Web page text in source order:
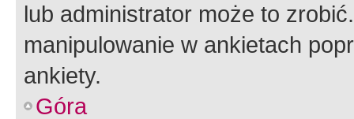
lub administrator może to
manipulowanie w ankietach
ankiety.
Góra